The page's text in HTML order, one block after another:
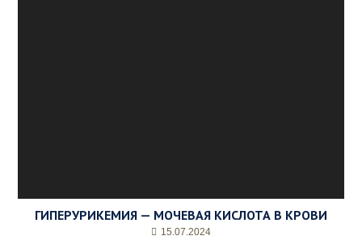
ГИПЕРУРИКЕМИЯ — МОЧЕВАЯ КИСЛОТА В КРОВИ
15.07.2024